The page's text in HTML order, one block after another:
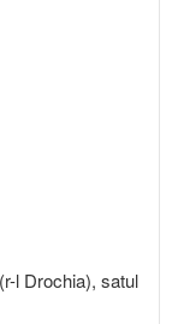
l Drochia), satul